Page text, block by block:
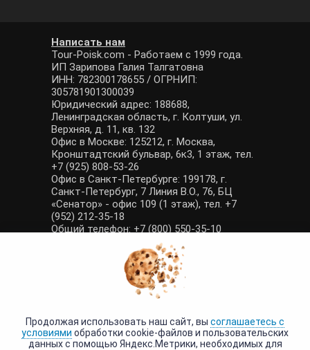
Написать нам
Tour-Poisk.com - Работаем с 1999 года.
ИП Зарипова Галия Талгатовна
ИНН: 782300178655 / ОГРНИП:
305781901300039
Юридический адрес: 188688,
Ленинградская область, г. Колтуши, ул.
Верхняя, д. 11, кв. 132
Офис в Москве: 125212, г. Москва,
Кронштадтский бульвар, 6к3, 1 этаж, тел.
+7 (925) 808-53-26
Офис в Санкт-Петербурге: 199178, г.
Санкт-Петербург, 7 Линия В.О., 76, БЦ
«Сенатор» - офис 109 (1 этаж), тел. +7
(952) 212-35-18
Общий телефон: +7 (800) 550-35-10
E-mail: manager@tour-poisk.com (общие
вопросы), admin@tour-poisk.com (жалобы)
Номер в Общероссийском реестре
туристических агентств: РТА 0003424
Политика конфиденциальности
Продолжая использовать наш сайт, вы соглашаетесь с
условиями обработки cookie-файлов и пользовательских
данных с помощью Яндекс.Метрики, необходимых для